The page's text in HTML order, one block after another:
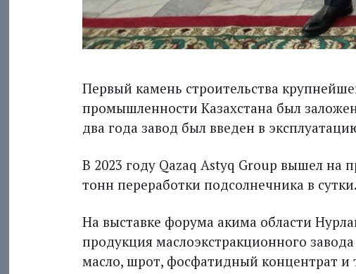
Первый камень строительства
промышленности Казахстана был
два года завод был введен в
В 2023 году Qazaq Astyq Group вышел на
тонн переработки подсолнечника в сутки.
На выставке форума акима области
продукция маслоэкстракционного
масло, шрот, фосфатидный концентрат и